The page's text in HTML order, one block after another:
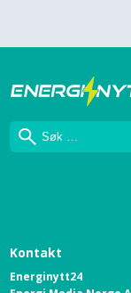
Søk
Kontakt
Energinytt24